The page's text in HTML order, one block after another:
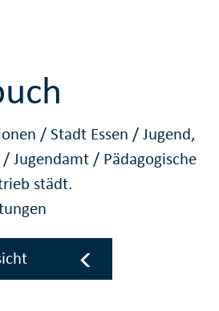
/Stadt Essen /Jugend,
/Jugendamt / Pädagogische
städt.